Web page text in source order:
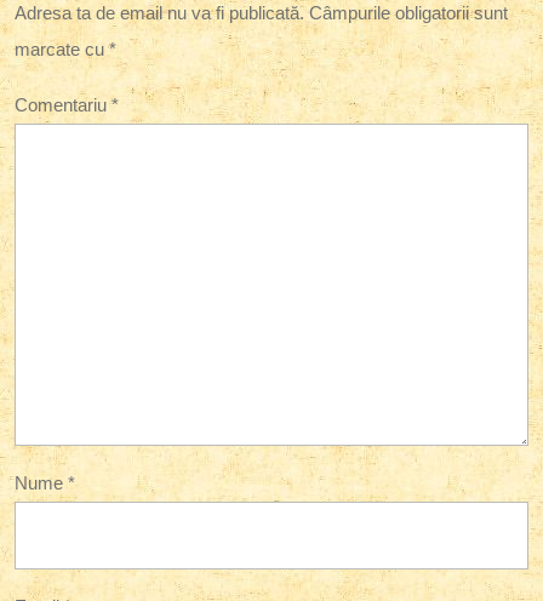
Adresa ta de email nu va fi publicată. Câmpurile obligatorii sunt
marcate cu*
Comentariu*
Nume *